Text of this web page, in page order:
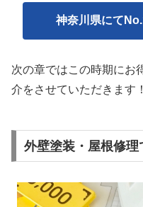
神奈川県にて
次の章ではこの時期にお
介をさせていただきます
外壁塗装・屋根修